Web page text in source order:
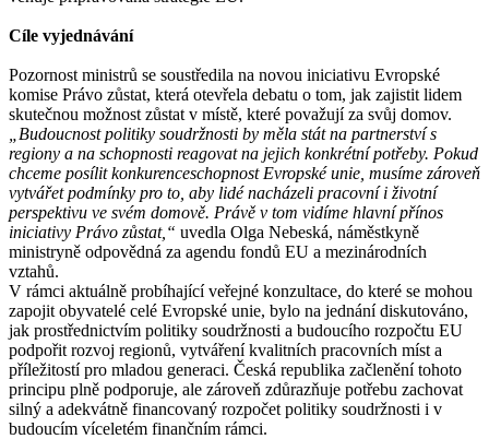
Cíle vyjednávání
Pozornost ministrů se soustředila na novou iniciativu Evropské
komise Právo zůstat, která otevřela debatu o tom, jak zajistit lidem
skutečnou možnost zůstat v místě, které považují za svůj domov.
„Budoucnost politiky soudržnosti by měla stát na partnerství s
regiony a na schopnosti reagovat na jejich konkrétní potřeby. Pokud
chceme posílit konkurenceschopnost Evropské unie, musíme zároveň
vytvářet podmínky pro to, aby lidé nacházeli pracovní i životní
perspektivu ve svém domově. Právě v tom vidíme hlavní přínos
iniciativy Právo zůstat,“ uvedla Olga Nebeská, náměstkyně
ministryně odpovědná za agendu fondů EU a mezinárodních
vztahů.
V rámci aktuálně probíhající veřejné konzultace, do které se mohou
zapojit obyvatelé celé Evropské unie, bylo na jednání diskutováno,
jak prostřednictvím politiky soudržnosti a budoucího rozpočtu EU
podpořit rozvoj regionů, vytváření kvalitních pracovních míst a
příležitostí pro mladou generaci. Česká republika začlenění tohoto
principu plně podporuje, ale zároveň zdůrazňuje potřebu zachovat
silný a adekvátně financovaný rozpočet politiky soudržnosti i v
budoucím víceletém finančním rámci.